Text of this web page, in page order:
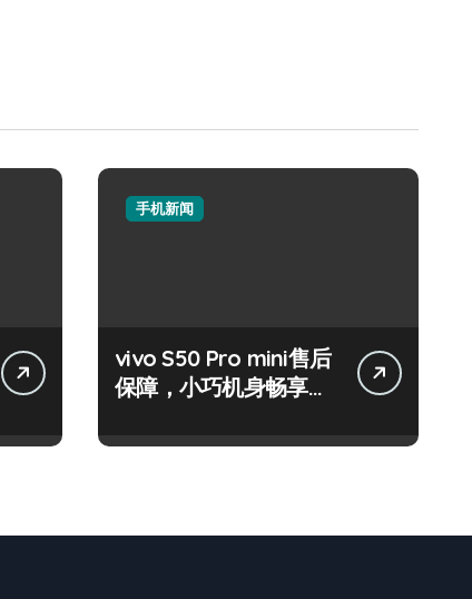
手机新闻
vivo S50 Pro mini售后
保障，小巧机身畅享海